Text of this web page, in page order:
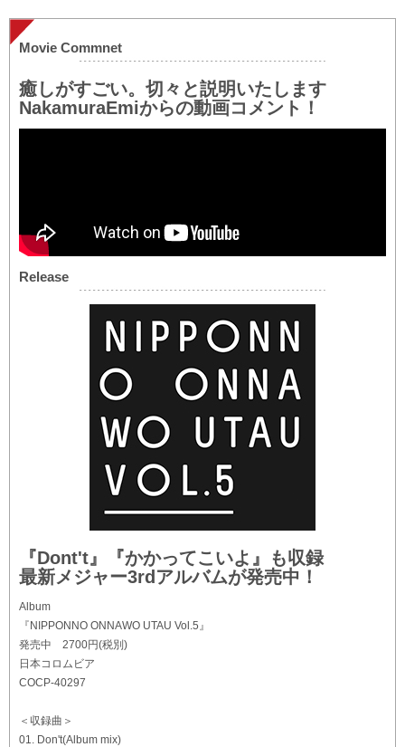
Movie Commnet
癒しがすごい。切々と説明いたします
NakamuraEmiからの動画コメント！
Release
『Dont't』『かかってこいよ』も収録
最新メジャー3rdアルバムが発売中！
Album
『NIPPONNO ONNAWO UTAU Vol.5』
発売中 2700円(税別)
日本コロムビア
COCP-40297
＜収録曲＞
01. Don't(Album mix)